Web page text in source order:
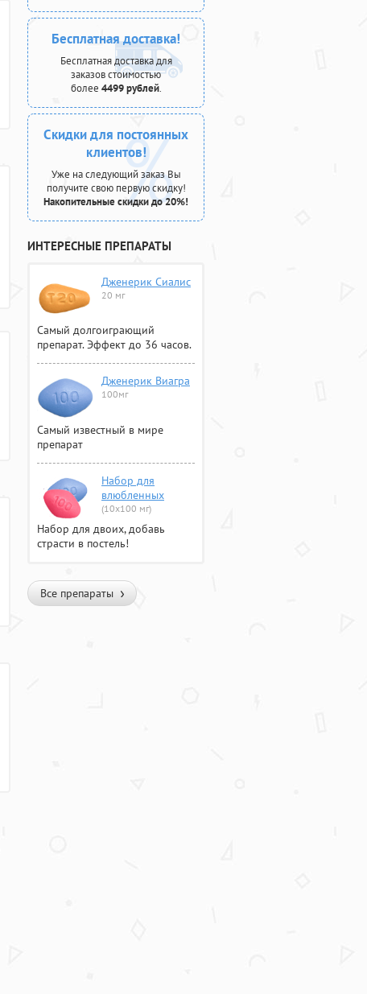
Бесплатная доставка!
Бесплатная доставка для
заказов стоимостью
более 4499 рублей.
Скидки для постоянных
клиентов!
Уже на следующий заказ Вы
получите свою первую скидку!
Накопительные скидки до 20%!
ИНТЕРЕСНЫЕ ПРЕПАРАТЫ
Дженерик Сиалис
20 мг
Самый долгоиграющий
препарат. Эффект до 36 часов.
Дженерик Виагра
100мг
Самый известный в мире
препарат
Набор для
влюбленных
(10х100 мг)
Набор для двоих, добавь
страсти в постель!
Все препараты